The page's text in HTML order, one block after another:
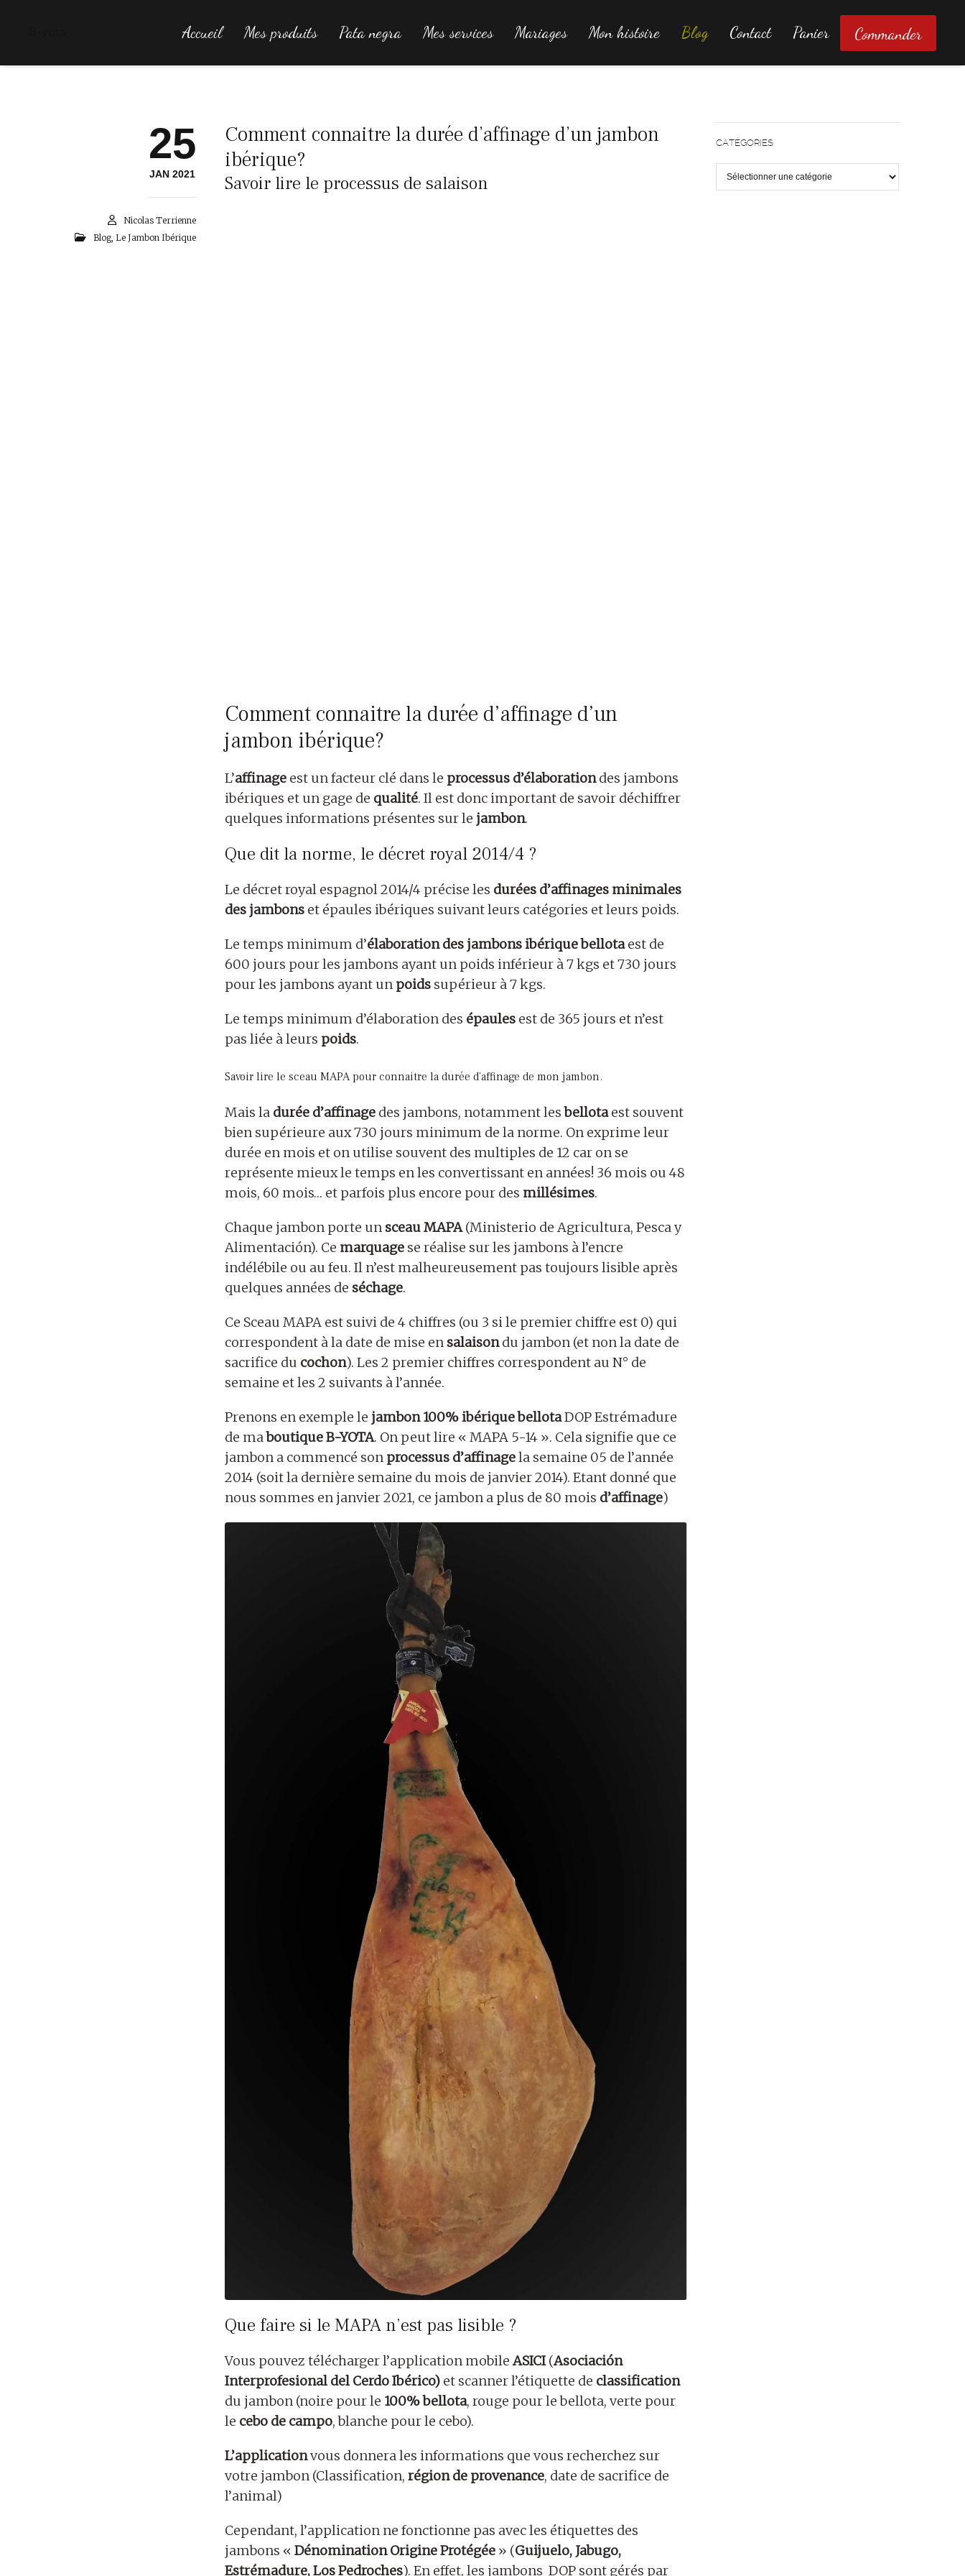
Accueil Mes produits Pata negra Mes services Mariages Mon histoire Blog Contact Panier Commander
25
JAN 2021
Nicolas Terrienne
Blog, Le Jambon Ibérique
Comment connaitre la durée d’affinage d’un jambon
ibérique?
Savoir lire le processus de salaison
Comment connaitre la durée d’affinage d’un
jambon ibérique?
L’affinage est un facteur clé dans le processus d’élaborationdes jambons
ibériques et un gage de qualité. Il est donc important de savoir déchiffrer
quelques informations présentes sur le jambon.
Que dit la norme, le décret royal 2014/4 ?
Le décret royal espagnol 2014/4 précise les durées d’affinages minimales
des jambons et épaules ibériques suivant leurs catégories et leurs poids.
Le temps minimum d’élaboration des jambons ibérique bellotaest de
600 jours pour les jambons ayant un poids inférieur à 7 kgs et 730 jours
pour les jambons ayant un poids supérieur à 7 kgs.
Le temps minimum d’élaboration des épaules est de 365 jours et n’est
pas liée à leurs poids.
Savoir lire le sceau MAPA pour connaitre la durée d’affinage de mon jambon.
Mais la durée d’affinage des jambons, notamment lesbellotaest souvent
bien supérieure aux 730 jours minimum de la norme. On exprime leur
durée en mois et on utilise souvent des multiples de 12 car on se
représente mieux le temps en les convertissant en années! 36 mois ou 48
mois, 60 mois… et parfois plus encore pour des millésimes.
Chaque jambon porte un sceau MAPA(Ministerio de Agricultura, Pesca y
Alimentación). Ce marquage se réalise sur les jambons à l’encre
indélébile ou au feu. Il n’est malheureusement pas toujours lisible après
quelques années de séchage.
Ce Sceau MAPA est suivi de 4 chiffres (ou 3 si le premier chiffre est 0) qui
correspondent à la date de mise en salaisondu jambon (et non la date de
sacrifice du cochon). Les 2 premier chiffres correspondent au N° de
semaine et les 2 suivants à l’année.
Prenons en exemple le jambon 100% ibérique bellotaDOP Estrémadure
de maboutique B-YOTA. On peut lire « MAPA 5-14 ». Cela signifie que ce
jambon a commencé son processus d’affinagela semaine 05 de l’année
2014 (soit la dernière semaine du mois de janvier 2014). Etant donné que
nous sommes en janvier 2021, ce jambon a plus de 80 mois d’affinage)
Que faire si le MAPA n’est pas lisible ?
Vous pouvez télécharger l’application mobileASICI(Asociación
Interprofesional del Cerdo Ibérico) et scanner l’étiquette de classification
du jambon (noire pour le 100% bellota, rouge pour le bellota, verte pour
le cebo de campo, blanche pour le cebo).
L’applicationvous donnera les informations que vous recherchez sur
votre jambon (Classification,région de provenance, date de sacrifice de
l’animal)
Cependant, l’application ne fonctionne pas avec les étiquettes des
jambons «Dénomination Origine Protégée » (Guijuelo, Jabugo,
Estrémadure, Los Pedroches). En effet, les jambons DOP sont gérés par
CATÉGORIES
Catégories